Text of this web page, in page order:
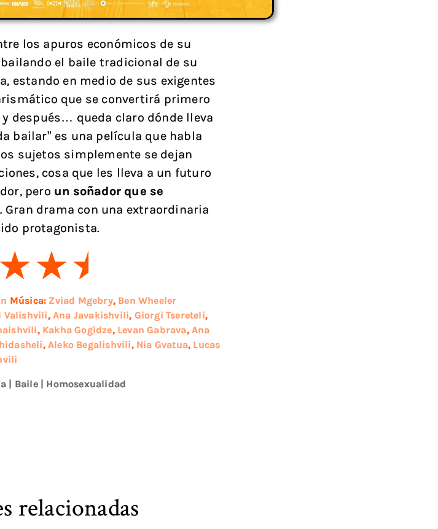
los apuros económicos de su
el baile tradicional de su
estando en medio de sus exigentes
que se convertirá primero
después… queda claro dónde lleva
bailar” es una película que habla
sujetos simplemente se dejan
cosa que les lleva a un futuro
pero un soñador que se
. Gran drama con una extraordinaria
protagonista.
Música: Zviad Mgebry, Ben Wheeler
Valishvili,Ana Javakishvili, Giorgi Tsereteli,
, Kakha Gogidze, Levan Gabrava,Ana
,Aleko Begalishvili, Nia Gvatua, Lucas
| Baile| Homosexualidad
relacionadas